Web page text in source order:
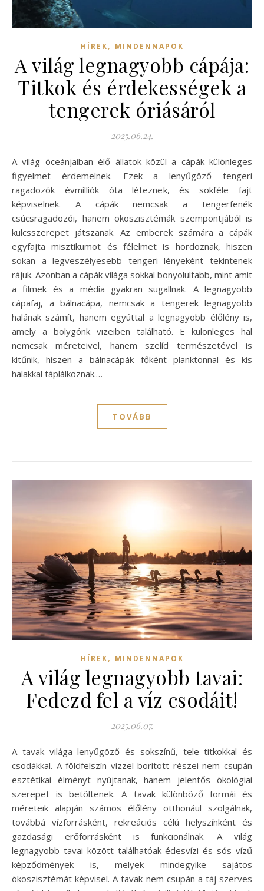
HÍREK, MINDENNAPOK
A világ legnagyobb cápája:
Titkok és érdekességek a
tengerek óriásáról
2025.06.24.
A világ óceánjaiban élő állatok közül a cápák különleges
figyelmet érdemelnek. Ezek a lenyűgöző tengeri
ragadozók évmilliók óta léteznek, és sokféle fajt
képviselnek. A cápák nemcsak a tengerfenék
csúcsragadozói, hanem ökoszisztémák szempontjából is
kulcsszerepet játszanak. Az emberek számára a cápák
egyfajta misztikumot és félelmet is hordoznak, hiszen
sokan a legveszélyesebb tengeri lényeként tekintenek
rájuk. Azonban a cápák világa sokkal bonyolultabb, mint amit
a filmek és a média gyakran sugallnak. A legnagyobb
cápafaj, a bálnacápa, nemcsak a tengerek legnagyobb
halának számít, hanem egyúttal a legnagyobb élőlény is,
amely a bolygónk vizeiben található. E különleges hal
nemcsak méreteivel, hanem szelíd természetével is
kitűnik, hiszen a bálnacápák főként planktonnal és kis
halakkal táplálkoznak.…
TOVÁBB
HÍREK, MINDENNAPOK
A világ legnagyobb tavai:
Fedezd fel a víz csodáit!
2025.06.07.
A tavak világa lenyűgöző és sokszínű, tele titkokkal és
csodákkal. A földfelszín vízzel borított részei nem csupán
esztétikai élményt nyújtanak, hanem jelentős ökológiai
szerepet is betöltenek. A tavak különböző formái és
méreteik alapján számos élőlény otthonául szolgálnak,
továbbá vízforrásként, rekreációs célú helyszínként és
gazdasági erőforrásként is funkcionálnak. A világ
legnagyobb tavai között találhatóak édesvízi és sós vízű
képződmények is, melyek mindegyike sajátos
ökoszisztémát képvisel. A tavak nem csupán a táj szerves